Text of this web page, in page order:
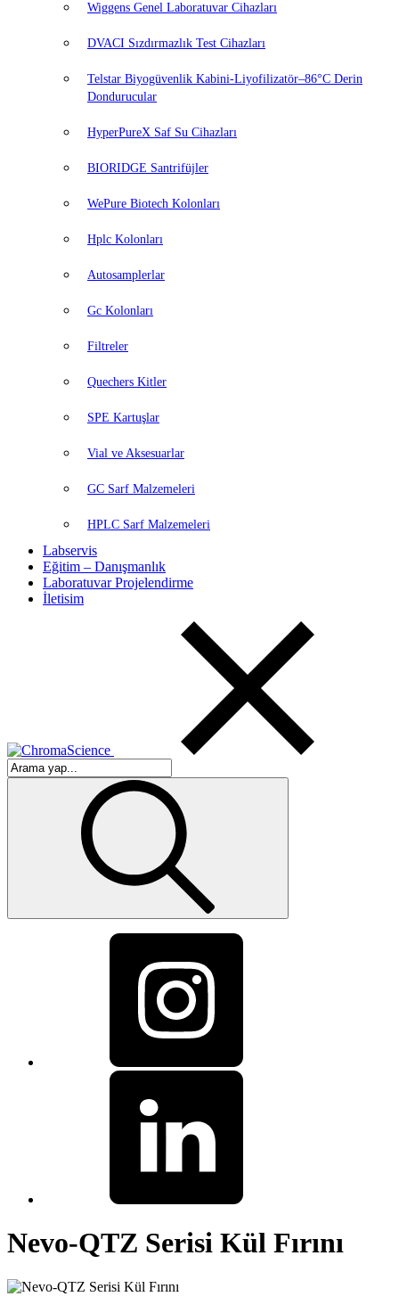
Wiggens Genel Laboratuvar Cihazları
DVACI Sızdırmazlık Test Cihazları
Telstar Biyogüvenlik Kabini-Liyofilizatör–86°C Derin
Dondurucular
HyperPureX Saf Su Cihazları
BIORIDGE Santrifüjler
WePure Biotech Kolonları
Hplc Kolonları
Autosamplerlar
Gc Kolonları
Filtreler
Quechers Kitler
SPE Kartuşlar
Vial ve Aksesuarlar
GC Sarf Malzemeleri
HPLC Sarf Malzemeleri
Labservis
Eğitim – Danışmanlık
Laboratuvar Projelendirme
İletisim
Nevo-QTZ Serisi Kül Fırını